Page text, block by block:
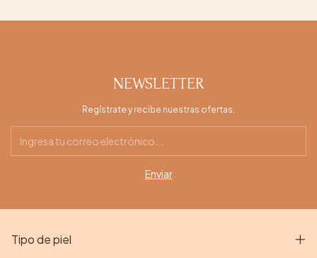
NEWSLETTER
Regístrate y recibe nuestras ofertas.
Tipo de piel